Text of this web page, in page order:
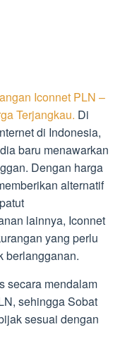
Iconnet PLN –
Terjangkau. Di
di Indonesia,
baru menawarkan
Dengan harga
alternatif
lainnya, Iconnet
yang perlu
berlangganan.
secara mendalam
sehingga Sobat
sesuai dengan